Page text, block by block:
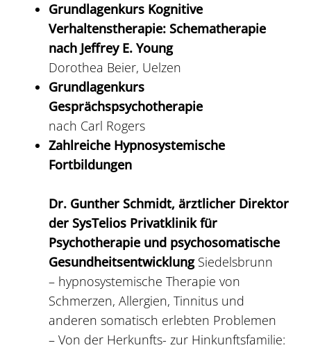
Grundlagenkurs Kognitive
Verhaltenstherapie: Schematherapie
nach Jeffrey E. Young
Dorothea Beier, Uelzen
Grundlagenkurs
Gesprächspsychotherapie
nach Carl Rogers
Zahlreiche Hypnosystemische
Fortbildungen
Dr. Gunther Schmidt, ärztlicher Direktor
der SysTelios Privatklinik für
Psychotherapie und psychosomatische
GesundheitsentwicklungSiedelsbrunn
– hypnosystemische Therapie von
Schmerzen, Allergien, Tinnitus und
anderen somatisch erlebten Problemen
– Von der Herkunfts- zur Hinkunftsfamilie: